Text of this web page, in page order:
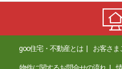
goo住宅・不動産とは お客さま